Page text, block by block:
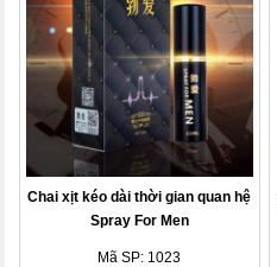
Chai xịt kéo dài thời gian quan hệ
Spray For Men
Mã SP: 1023